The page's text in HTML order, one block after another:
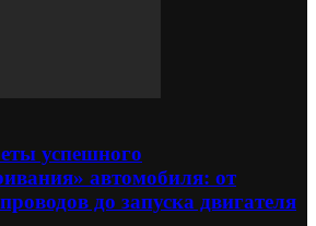
успешного
автомобиля: от
до запуска двигателя